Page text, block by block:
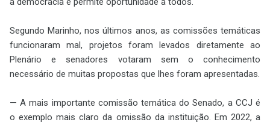
Segundo Marinho, nos últimos anos, as comissões temáticas
funcionaram mal, projetos foram levados diretamente ao
Plenário e senadores votaram sem o conhecimento
necessário de muitas propostas que lhes foram apresentadas.
— A mais importante comissão temática do Senado, a CCJ é
o exemplo mais claro da omissão da instituição. Em 2022, a